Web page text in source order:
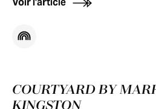
COURTYARD BY
KINGSTON